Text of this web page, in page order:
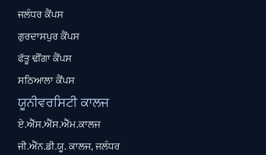
ਜਲੰਧਰ ਕੈਂਪਸ
ਗੁਰਦਾਸਪੁਰ ਕੈਂਪਸ
ਫੱਤੂ ਢੀਂਗਾ ਕੈਂਪਸ
ਸਠਿਆਲਾ ਕੈਂਪਸ
ਯੂਨੀਵਰਸਿਟੀ ਕਾਲਜ
ਏ.ਐੱਸ.ਐੱਸ.ਐੱਮ.ਕਾਲਜ
ਜੀ.ਐੱਨ.ਡੀ.ਯੂ. ਕਾਲਜ, ਜਲੰਧਰ